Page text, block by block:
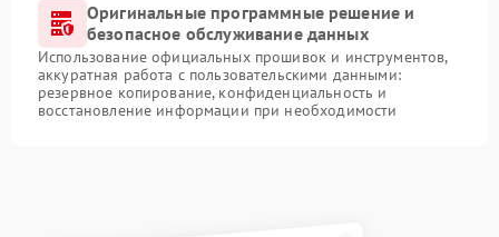
Оригинальные программные решение и
безопасное обслуживание данных
Использование официальных прошивок и инструментов,
аккуратная работа с пользовательскими данными:
резервное копирование, конфиденциальность и
восстановление информации при необходимости